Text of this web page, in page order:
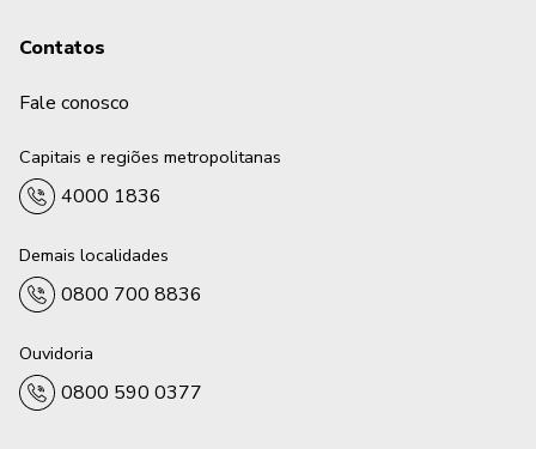
Contatos
Fale conosco
Capitais e regiões metropolitanas
4000 1836
Demais localidades
0800 700 8836
Ouvidoria
0800 590 0377